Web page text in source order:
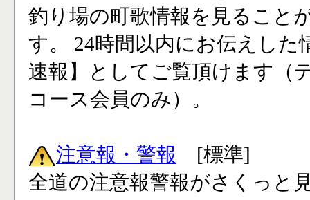
釣り場の町歌情報を見ること
す。 24時間以内にお伝えした
速報】としてご覧頂けます（
コース会員のみ）。
注意報・警報 [標準]
全道の注意報警報がさくっと